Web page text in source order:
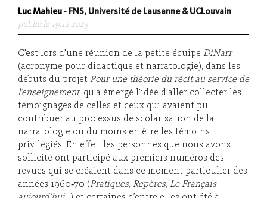
Luc Mahieu - FNS, Université de Lausanne & UCLouvain
publié le 19.12.2023
C’est lors d’une réunion de la petite équipe DiNarr
(acronyme pour didactique et narratologie), dans les
débuts du projet Pour une théorie du récit au service de
l’enseignement, qu’a émergé l’idée d’aller collecter les
témoignages de celles et ceux qui avaient pu
contribuer au processus de scolarisation de la
narratologie ou du moins en être les témoins
privilégiés. En effet, les personnes que nous avons
sollicité ont participé aux premiers numéros des
revues qui se créaient dans ce moment particulier des
années 1960‑70 (Pratiques, Repères, Le Français